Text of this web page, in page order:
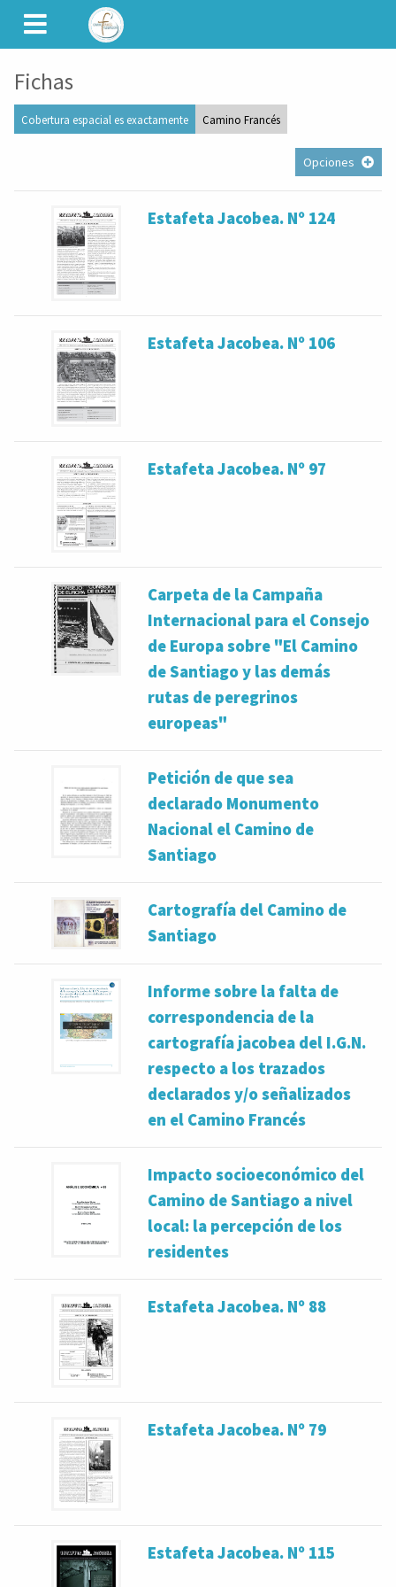
CAMINET
Fichas
Cobertura espacial es exactamente Camino Francés
Opciones
Estafeta Jacobea. Nº 124
Estafeta Jacobea. Nº 106
Estafeta Jacobea. Nº 97
Carpeta de la Campaña
Internacional para el Consejo
de Europa sobre "El Camino
de Santiago y las demás
rutas de peregrinos
europeas"
Petición de que sea
declarado Monumento
Nacional el Camino de
Santiago
Cartografía del Camino de
Santiago
Informe sobre la falta de
correspondencia de la
cartografía jacobea del I.G.N.
respecto a los trazados
declarados y/o señalizados
en el Camino Francés
Impacto socioeconómico del
Camino de Santiago a nivel
local: la percepción de los
residentes
Estafeta Jacobea. Nº 88
Estafeta Jacobea. Nº 79
Estafeta Jacobea. Nº 115